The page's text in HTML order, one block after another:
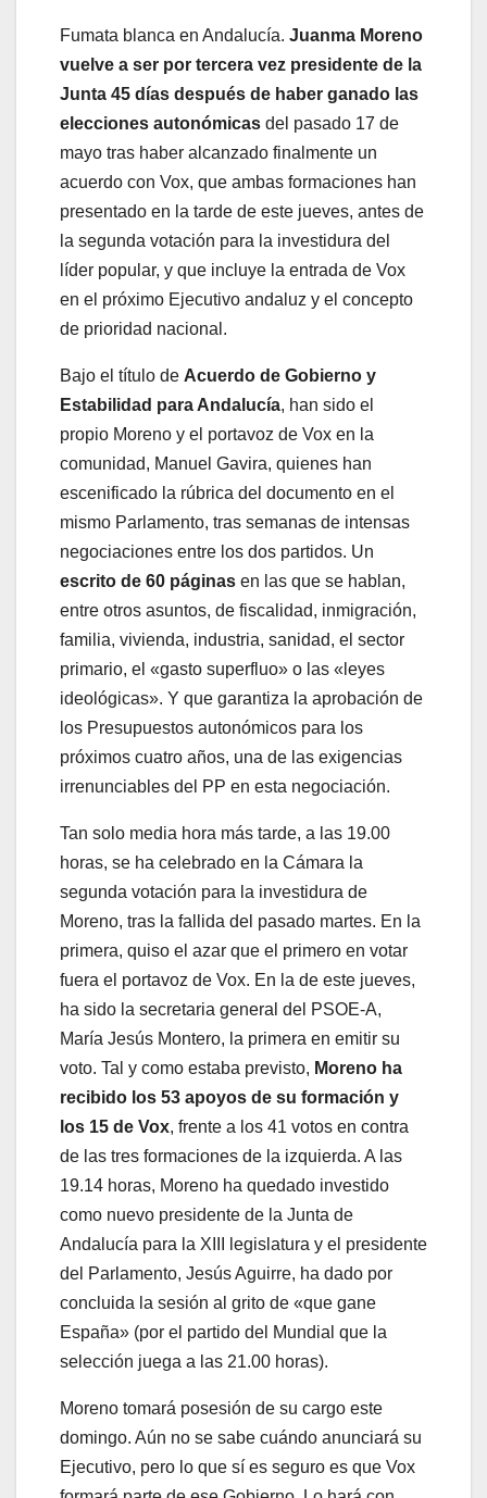
Fumata blanca en Andalucía. Juanma Moreno
vuelve a ser por tercera vez presidente de la
Junta 45 días después de haber ganado las
elecciones autonómicas del pasado 17 de
mayo tras haber alcanzado finalmente un
acuerdo con Vox, que ambas formaciones han
presentado en la tarde de este jueves, antes de
la segunda votación para la investidura del
líder popular, y que incluye la entrada de Vox
en el próximo Ejecutivo andaluz y el concepto
de prioridad nacional.
Bajo el título de Acuerdo de Gobierno y
Estabilidad para Andalucía, han sido el
propio Moreno y el portavoz de Vox en la
comunidad, Manuel Gavira, quienes han
escenificado la rúbrica del documento en el
mismo Parlamento, tras semanas de intensas
negociaciones entre los dos partidos. Un
escrito de 60 páginas en las que se hablan,
entre otros asuntos, de fiscalidad, inmigración,
familia, vivienda, industria, sanidad, el sector
primario, el «gasto superfluo» o las «leyes
ideológicas». Y que garantiza la aprobación de
los Presupuestos autonómicos para los
próximos cuatro años, una de las exigencias
irrenunciables del PP en esta negociación.
Tan solo media hora más tarde, a las 19.00
horas, se ha celebrado en la Cámara la
segunda votación para la investidura de
Moreno, tras la fallida del pasado martes. En la
primera, quiso el azar que el primero en votar
fuera el portavoz de Vox. En la de este jueves,
ha sido la secretaria general del PSOE-A,
María Jesús Montero, la primera en emitir su
voto. Tal y como estaba previsto, Moreno ha
recibido los 53 apoyos de su formación y
los 15 de Vox, frente a los 41 votos en contra
de las tres formaciones de la izquierda. A las
19.14 horas, Moreno ha quedado investido
como nuevo presidente de la Junta de
Andalucía para la XIII legislatura y el presidente
del Parlamento, Jesús Aguirre, ha dado por
concluida la sesión al grito de «que gane
España» (por el partido del Mundial que la
selección juega a las 21.00 horas).
Moreno tomará posesión de su cargo este
domingo. Aún no se sabe cuándo anunciará su
Ejecutivo, pero lo que sí es seguro es que Vox